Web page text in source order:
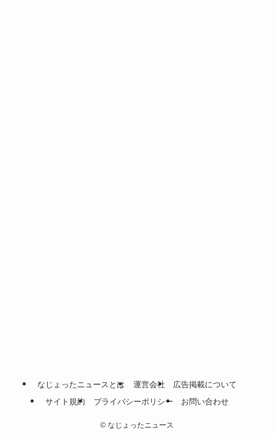
なじょったニュースとは 運営会社
広告掲載について
サイト規約
プライバシーポリシー お問い合わせ
© なじょったニュース